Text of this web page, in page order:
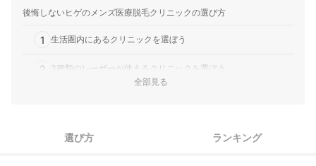
数：3〜5回 【サービスの良かった点】 ヒゲ脱毛の相談で
グでは、施術の流れや通院ペース、照射後の注意点について
後悔しないヒゲのメンズ医療脱毛クリニックの選び方
1 生活圏内にあるクリニックを選ぼう
2 3種類のレーザーが使えるクリニックを選ぼう
WEB予約＆キャンセル待ち通知機能があるとより一層通いやす
全部見る
選び方 ランキング